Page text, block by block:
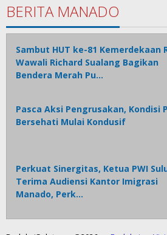
BERITA MANADO
Sambut HUT ke-81 Kemerdekaan
Wawali Richard Sualang Bagikan
Bendera Merah Pu…
Pasca Aksi Pengrusakan, Kondisi
Bersehati Mulai Kondusif
Perkuat Sinergitas, Ketua PWI
Terima Audiensi Kantor Imigrasi
Manado, Perk…